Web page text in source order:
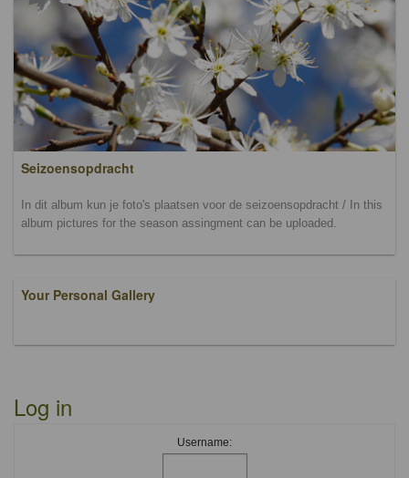
Seizoensopdracht
In dit album kun je foto's plaatsen voor de seizoensopdracht / In this
album pictures for the season assingment can be uploaded.
Your Personal Gallery
Log in
Username: